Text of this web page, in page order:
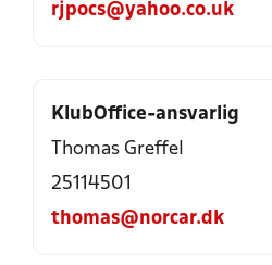
rjpocs@yahoo.co.uk
KlubOffice-ansvarlig
Thomas Greffel
25114501
thomas@norcar.dk